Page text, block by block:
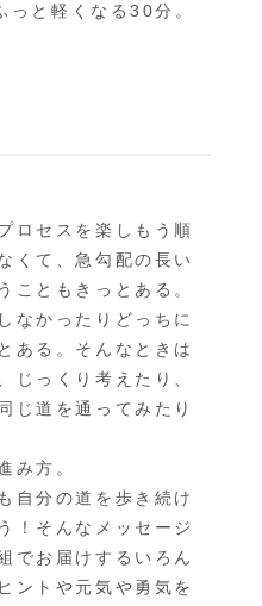
と軽くなる30分。
ロセスを楽しもう順
くて、急勾配の長い
こともきっとある。
なかったりどっちに
ある。そんなときは
じっくり考えたり、
じ道を通ってみたり
み方。
自分の道を歩き続け
！そんなメッセージ
でお届けするいろん
ントや元気や勇気を